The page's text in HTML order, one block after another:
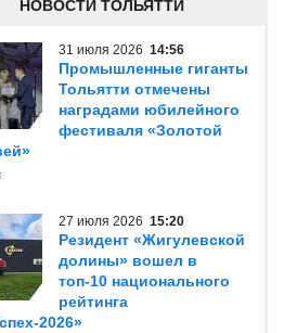
НОВОСТИ ТОЛЬЯТТИ
31 июля 2026 14:56
Промышленные гиганты
Тольятти отмечены
наградами юбилейного
фестиваля «Золотой
27 июля 2026 15:20
Резидент «Жигулевской
долины» вошел в
топ-10 национального
рейтинга
2026»